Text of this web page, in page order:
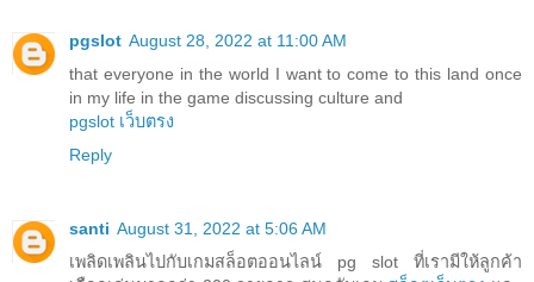
pgslot August 28, 2022 at 11:00 AM
that everyone in the world I want to come to this land once
in my life in the game discussing culture and
pgslot เว็บตรง
Reply
santi August 31, 2022 at 5:06 AM
เพลิดเพลินไปกับเกมสล็อตออนไลน์ pg slot ที่เรามีให้ลูกค้า